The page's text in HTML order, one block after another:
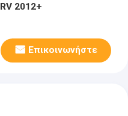
2012+
Επικοινωνήστε